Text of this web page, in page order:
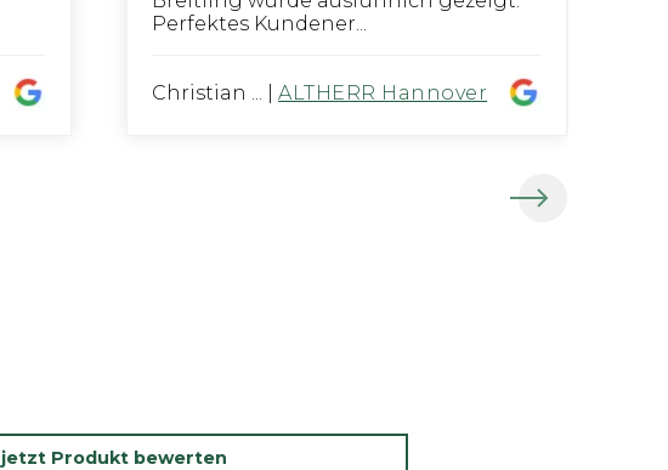
Perfektes Kundener...
Christian ... ALTHERR Hannover
jetzt Produkt bewerten